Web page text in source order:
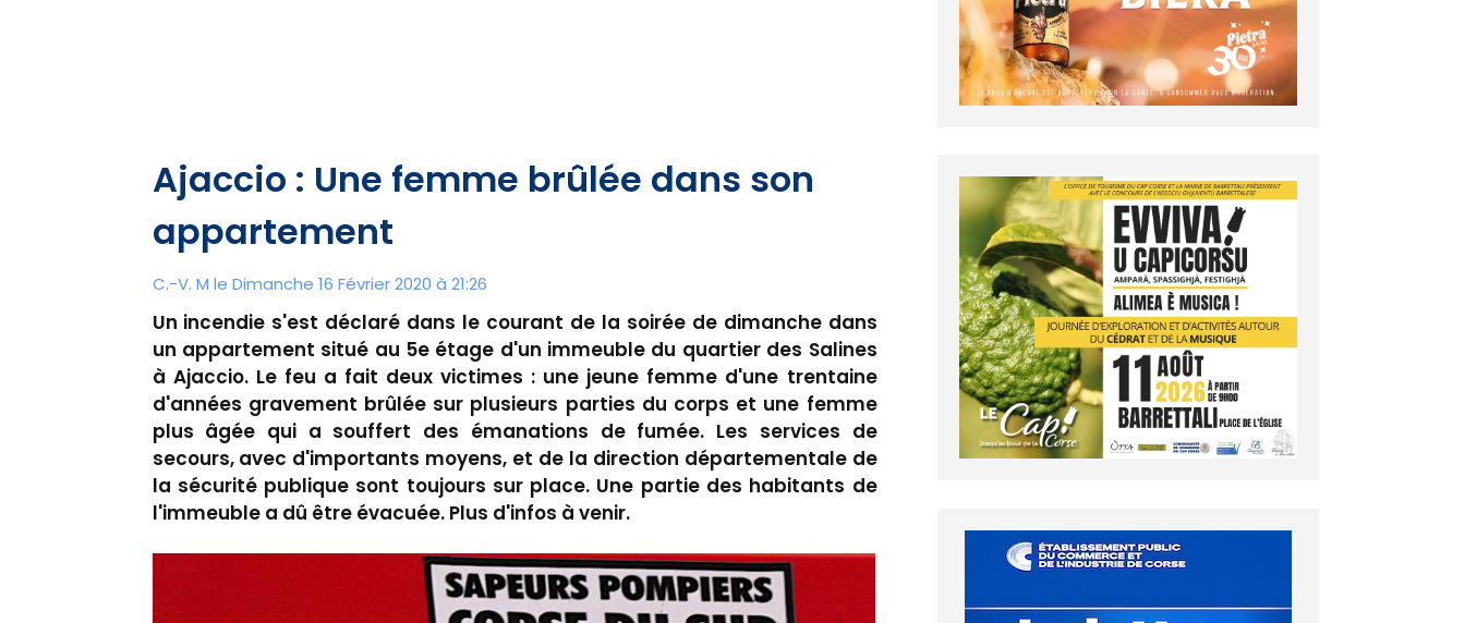
Ajaccio : Une femme brûlée dans son
appartement
C.-V. M le Dimanche 16 Février 2020 à 21:26
Un incendie s'est déclaré dans le courant de la soirée de dimanche dans
un appartement situé au 5e étage d'un immeuble du quartier des Salines
à Ajaccio. Le feu a fait deux victimes : une jeune femme d'une trentaine
d'années gravement brûlée sur plusieurs parties du corps et une femme
plus âgée qui a souffert des émanations de fumée. Les services de
secours, avec d'importants moyens, et de la direction départementale de
la sécurité publique sont toujours sur place. Une partie des habitants de
l'immeuble a dû être évacuée. Plus d'infos à venir.